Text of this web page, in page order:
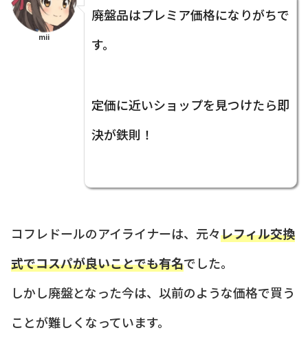
mii
廃盤品はプレミア価格になりがちで
す。
定価に近いショップを見つけたら即
決が鉄則！
コフレドールのアイライナーは、元々レフィル交換
式でコスパが良いことでも有名でした。
しかし廃盤となった今は、以前のような価格で買う
ことが難しくなっています。